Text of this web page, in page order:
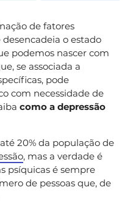
de fatores
o estado
podemos nascer com
se associada a
pode
com necessidade de
como a depressão
20% da população de
, mas a verdade é
psíquicas é sempre
de pessoas que, de